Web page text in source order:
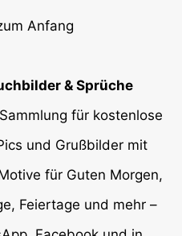
Anfang
& Sprüche
für kostenlose
und Grußbilder mit
für Guten Morgen,
Feiertage und mehr –